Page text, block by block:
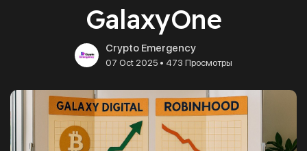
GalaxyOne
Crypto Emergency
07 Oct 2025 • 473 Просмотры